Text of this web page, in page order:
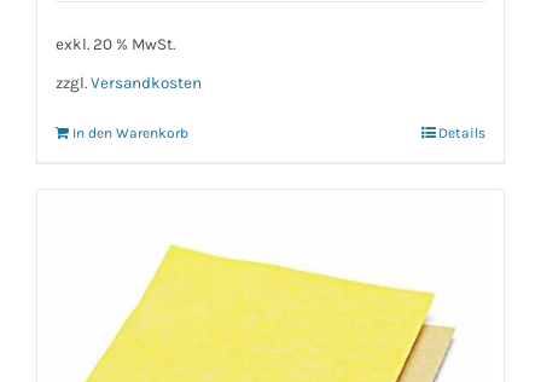
exkl. 20 % MwSt.
zzgl. Versandkosten
In den Warenkorb Details